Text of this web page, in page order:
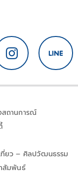
สถานการณ์
ที่ยว – ศิลปวัฒนธรรม
สัมพันธ์